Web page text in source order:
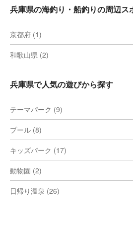
兵庫県の海釣り・船釣りの周辺ス
京都府 (1)
和歌山県 (2)
兵庫県で人気の遊びから探す
テーマパーク (9)
プール (8)
キッズパーク (17)
動物園 (2)
日帰り温泉 (26)